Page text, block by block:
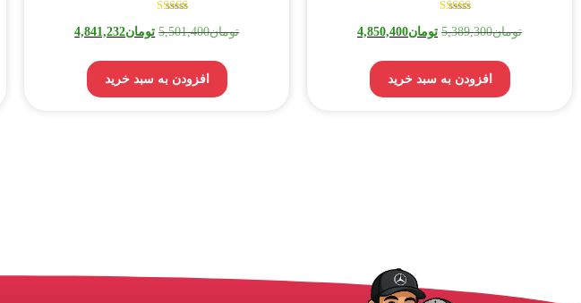
4.00
تومان5,389,300 تومان4,850,400
افزودن به سبد خرید
5.00
تومان5,501,400 تومان4,841,232
افزودن به سبد خرید